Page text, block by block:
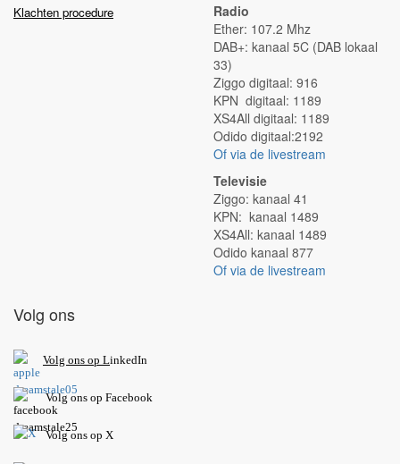
Klachten procedure
Radio
Ether: 107.2 Mhz
DAB+: kanaal 5C (DAB lokaal
33)
Ziggo digitaal: 916
KPN digitaal: 1189
XS4All digitaal: 1189
Odido digitaal:2192
Of via de livestream
Televisie
Ziggo: kanaal 41
KPN: kanaal 1489
XS4All: kanaal 1489
Odido kanaal 877
Of via de livestream
Volg ons
Volg ons op LinkedIn
Volg ons op Facebook
Volg ons op X